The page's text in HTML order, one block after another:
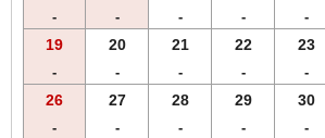
- - - - -
19
-
20
-
21
-
22
-
23
-
26
-
27
-
28
-
29
-
30
-